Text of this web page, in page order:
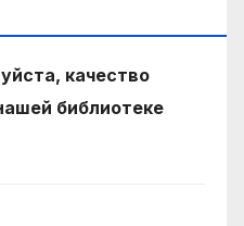
качество
библиотеке